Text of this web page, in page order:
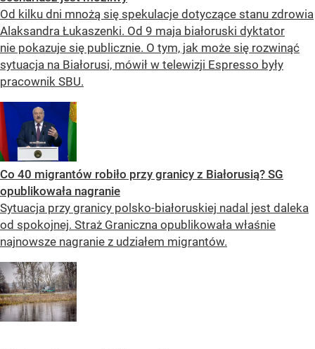
Od kilku dni mnożą się spekulacje dotyczące stanu zdrowia
Alaksandra Łukaszenki. Od 9 maja białoruski dyktator
nie pokazuje się publicznie. O tym, jak może się rozwinąć
sytuacja na Białorusi, mówił w telewizji Espresso były
pracownik SBU.
Co 40 migrantów robiło przy granicy z Białorusią? SG
opublikowała nagranie
Sytuacja przy granicy polsko-białoruskiej nadal jest daleka
od spokojnej. Straż Graniczna opublikowała właśnie
najnowsze nagranie z udziałem migrantów.